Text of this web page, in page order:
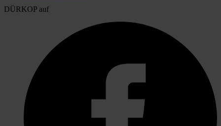
DÜRKOP auf